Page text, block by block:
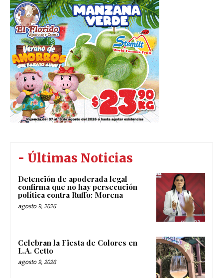
- Últimas Noticias
Detención de apoderada legal
confirma que no hay persecución
política contra Ruffo: Morena
agosto 9, 2026
Celebran la Fiesta de Colores en
L.A. Cetto
agosto 9, 2026